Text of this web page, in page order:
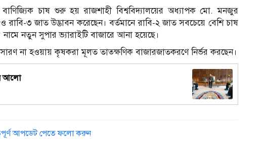
বাণিজ্যিক চাষ শুরু হয় রাজশাহী বিশ্ববিদ্যালয়ের অধ্যাপক মো. মনজুর
রাবি-৩ জাত উদ্ভাবন করেছেন। বর্তমানে রাবি-২ জাত সবচেয়ে বেশি চাষ
নতুন সুপার ভ্যারাইটি বাজারে আনা হয়েছে।
না হওয়ায় কৃষকরা মূলত তাত্ক্ষণিক বাজারজাতকরণে নির্ভর করছেন।
আলো
আপডেট পেতে ফলো করুন